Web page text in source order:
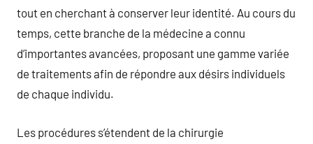
tout en cherchant à conserver leur identité. Au cours du
temps, cette branche de la médecine a connu
d’importantes avancées, proposant une gamme variée
de traitements afin de répondre aux désirs individuels
de chaque individu.
Les procédures s’étendent de la chirurgie